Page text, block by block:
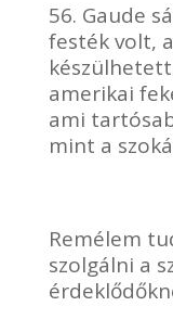
56. Gaude
festék volt,
amerikai
ami
mint a
Remélem
szolgálni a